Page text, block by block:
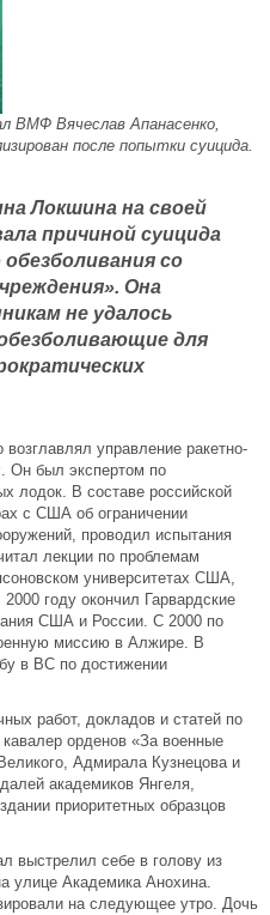
ВМФ Вячеслав Апанасенко,
после попытки суицида.
Локшина на своей
причиной суицида
со
Она
не удалось
для
управление ракетно-
Он был экспертом по
лодок. В составе российской
с США об ограничении
проводил испытания
лекции по проблемам
университетах США,
году окончил Гарвардские
США и России. С 2000 по
миссию в Алжире. В
в ВС по достижении
работ, докладов и статей по
орденов «За военные
Адмирала Кузнецова и
академиков Янгеля,
приоритетных образцов
выстрелил себе в голову из
улице Академика Анохина.
на следующее утро. Дочь